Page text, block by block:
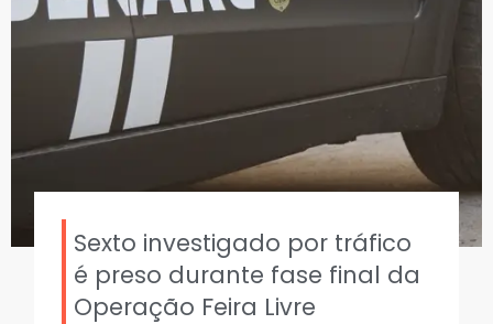
Sexto investigado por tráfico
é preso durante fase final da
Operação Feira Livre